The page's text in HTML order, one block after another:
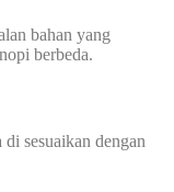
bahan yang
berbeda.
sesuaikan dengan